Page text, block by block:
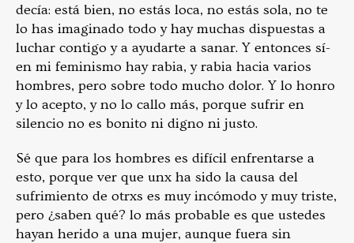
decía: está bien, no estás loca, no estás sola, no te
lo has imaginado todo y hay muchas dispuestas a
luchar contigo y a ayudarte a sanar. Y entonces sí-
en mi feminismo hay rabia, y rabia hacia varios
hombres, pero sobre todo mucho dolor. Y lo honro
y lo acepto, y no lo callo más, porque sufrir en
silencio no es bonito ni digno ni justo.
Sé que para los hombres es difícil enfrentarse a
esto, porque ver que unx ha sido la causa del
sufrimiento de otrxs es muy incómodo y muy triste,
pero ¿saben qué? lo más probable es que ustedes
hayan herido a una mujer, aunque fuera sin